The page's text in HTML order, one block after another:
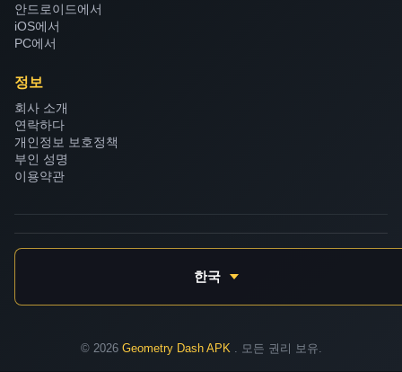
안드로이드에서
iOS에서
PC에서
정보
회사 소개
연락하다
개인정보 보호정책
부인 성명
이용약관
한국
© 2026 Geometry Dash APK. 모든 권리 보유.